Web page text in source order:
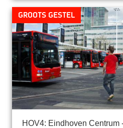
HOV4: Eindhoven Centrum
Groots Gestel